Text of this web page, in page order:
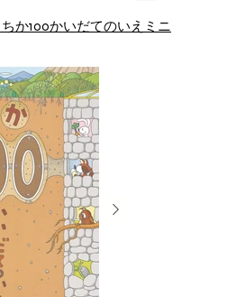
か100かいだてのいえミニ